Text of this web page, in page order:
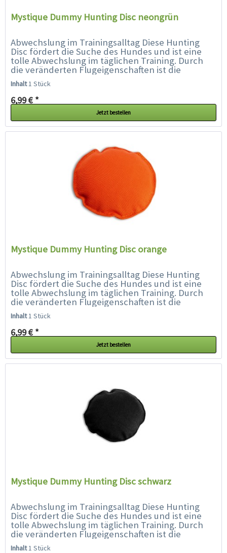
Mystique Dummy Hunting Disc neongrün
Abwechslung im Trainingsalltag Diese Hunting
Disc fördert die Suche des Hundes und ist eine
tolle Abwechslung im täglichen Training. Durch
die veränderten Flugeigenschaften ist die
Hunting Disc für den Hund...
Inhalt1 Stück
6,99 € *
Jetzt bestellen
Mystique Dummy Hunting Disc orange
Abwechslung im Trainingsalltag Diese Hunting
Disc fördert die Suche des Hundes und ist eine
tolle Abwechslung im täglichen Training. Durch
die veränderten Flugeigenschaften ist die
Hunting Disc für den Hund...
Inhalt1 Stück
6,99 € *
Jetzt bestellen
Mystique Dummy Hunting Disc schwarz
Abwechslung im Trainingsalltag Diese Hunting
Disc fördert die Suche des Hundes und ist eine
tolle Abwechslung im täglichen Training. Durch
die veränderten Flugeigenschaften ist die
Hunting Disc für den Hund...
Inhalt1 Stück